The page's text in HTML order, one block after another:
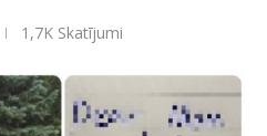
1,7K Skatījumi